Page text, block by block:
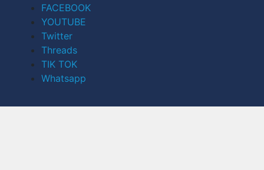
FACEBOOK
YOUTUBE
Twitter
Threads
TIK TOK
Whatsapp